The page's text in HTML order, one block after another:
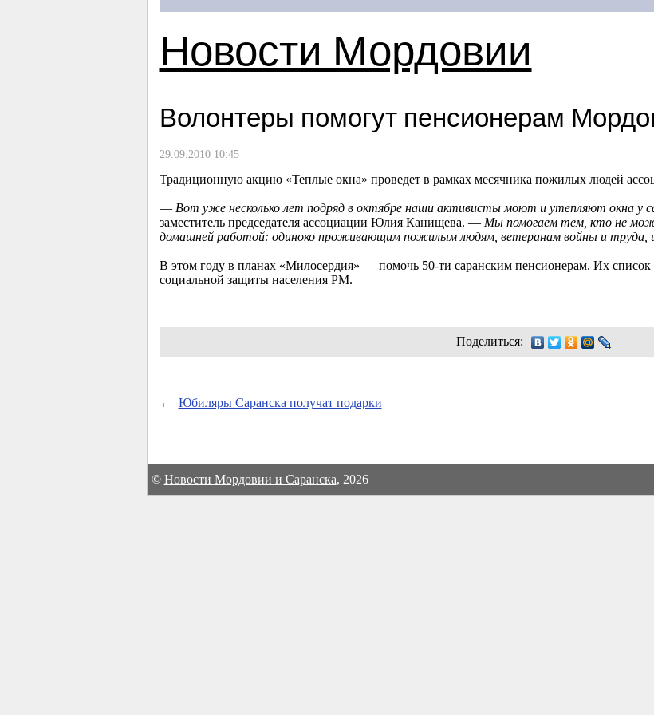
Новости Мордовии
Волонтеры помогут пенсионерам
29.09.2010 10:45
Традиционную акцию «Теплые окна» проведет в рамках месячника пожилых людей
—Вот уже несколько лет подряд в октябре наши активисты моют и утепляют окна у
заместитель председателя ассоциации Юлия Канищева. —Мы помогаем тем, кто не
домашней работой: одиноко проживающим пожилым людям, ветеранам войны и труда,
В этом году в планах «Милосердия» — помочь 50-ти саранским пенсионерам. Их
социальной защиты населения РМ.
Поделиться:
← Юбиляры Саранска получат подарки
© Новости Мордовии и Саранска, 2026